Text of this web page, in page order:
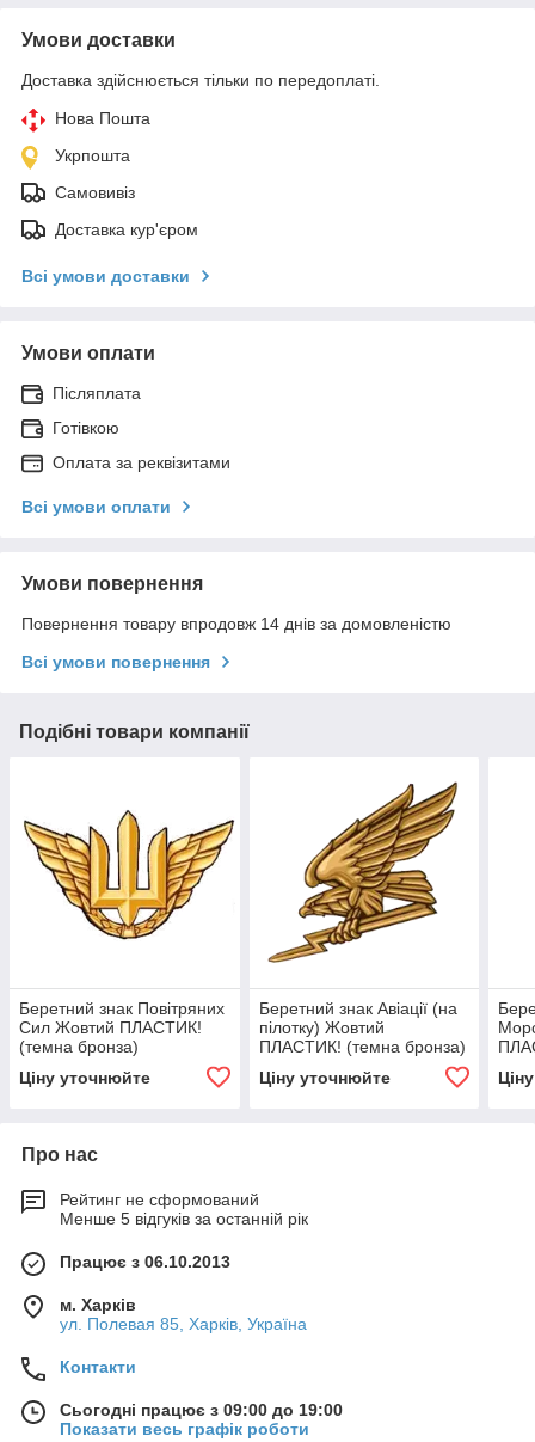
Умови доставки
Доставка здійснюється тільки по передоплаті.
Нова Пошта
Укрпошта
Самовивіз
Доставка кур'єром
Всі умови доставки
Умови оплати
Післяплата
Готівкою
Оплата за реквізитами
Всі умови оплати
Умови повернення
Повернення товару впродовж 14 днів за домовленістю
Всі умови повернення
Подібні товари компанії
Беретний знак Повітряних
Сил Жовтий ПЛАСТИК!
(темна бронза)
Ціну уточнюйте
Беретний знак Авіації (на
пілотку) Жовтий
ПЛАСТИК! (темна бронза)
Ціну уточнюйте
Про нас
Рейтинг не сформований
Менше 5 відгуків за останній рік
Працює з 06.10.2013
м. Харків
ул. Полевая 85, Харків, Україна
Контакти
Сьогодні працює з 09:00 до 19:00
Показати весь графік роботи